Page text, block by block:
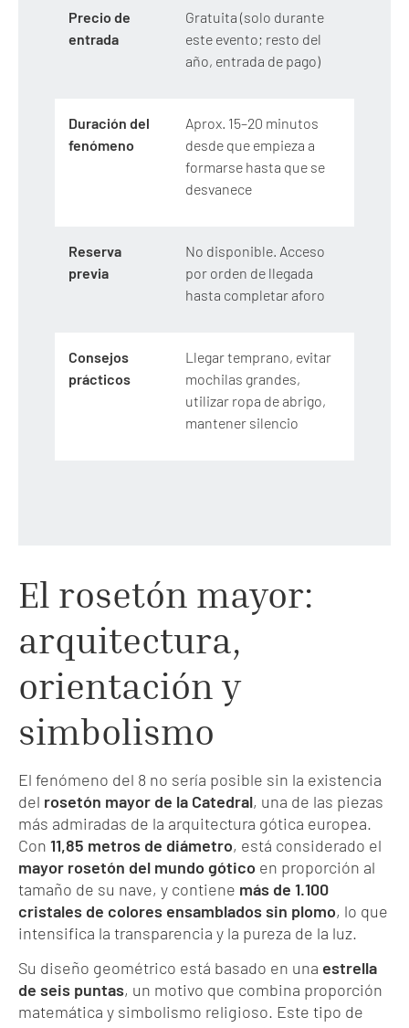
Precio de
entrada
Gratuita (solo durante
este evento; resto del
año, entrada de pago)
Duración del
fenómeno
Aprox. 15–20 minutos
desde que empieza a
formarse hasta que se
desvanece
Reserva
previa
No disponible. Acceso
por orden de llegada
hasta completar aforo
Consejos
prácticos
Llegar temprano, evitar
mochilas grandes,
utilizar ropa de abrigo,
mantener silencio
El rosetón mayor:
arquitectura,
orientación y
simbolismo
El fenómeno del 8 no sería posible sin la existencia
del rosetón mayor de la Catedral, una de las piezas
más admiradas de la arquitectura gótica europea.
Con 11,85 metros de diámetro, está considerado el
mayor rosetón del mundo gótico en proporción al
tamaño de su nave, y contiene más de 1.100
cristales de colores ensamblados sin plomo, lo que
intensifica la transparencia y la pureza de la luz.
Su diseño geométrico está basado en una estrella
de seis puntas, un motivo que combina proporción
matemática y simbolismo religioso. Este tipo de